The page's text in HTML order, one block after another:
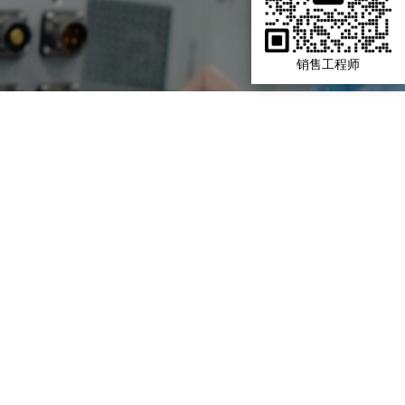
销售工程师